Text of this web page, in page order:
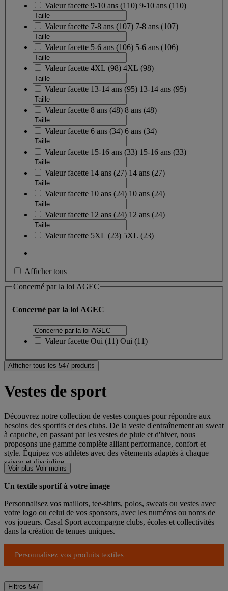
Valeur facette 9-10 ans (110) 9-10 ans (110)
Valeur facette 7-8 ans (107) 7-8 ans (107)
Valeur facette 5-6 ans (106) 5-6 ans (106)
Valeur facette 4XL (98) 4XL (98)
Valeur facette 13-14 ans (95) 13-14 ans (95)
Valeur facette 8 ans (48) 8 ans (48)
Valeur facette 6 ans (34) 6 ans (34)
Valeur facette 15-16 ans (33) 15-16 ans (33)
Valeur facette 14 ans (27) 14 ans (27)
Valeur facette 10 ans (24) 10 ans (24)
Valeur facette 12 ans (24) 12 ans (24)
Valeur facette 5XL (23) 5XL (23)
Afficher tous
Concerné par la loi AGEC
Concerné par la loi AGEC
Valeur facette Oui (11) Oui (11)
Afficher tous les 547 produits
Vestes de sport
Découvrez notre collection de vestes conçues pour répondre aux
besoins des sportifs et des clubs. De la veste d'entraînement au sweat
à capuche, en passant par les vestes de pluie et d'hiver, nous
proposons une gamme complète alliant performance, confort et
style. Équipez vos athlètes avec des vêtements adaptés à chaque
saison et discipline.
Voir plus Voir moins
Un textile sportif à votre image
Personnalisez vos maillots, tee-shirts, polos, sweats ou vestes avec
votre logo ou celui de vos sponsors, avec les numéros ou noms de
vos joueurs. Casal Sport accompagne clubs, écoles et collectivités
dans la création de tenues uniques.
Personnalisez vos produits textiles
Filtres 547